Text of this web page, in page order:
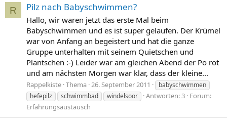
R Pilz nach Babyschwimmen?
Hallo, wir waren jetzt das erste Mal beim
Babyschwimmen und es ist super gelaufen. Der Krümel
war von Anfang an begeistert und hat die ganze
Gruppe unterhalten mit seinem Quietschen und
Plantschen :-) Leider war am gleichen Abend der Po rot
und am nächsten Morgen war klar, dass der kleine...
Rappelkiste Thema 26. September 2011
babyschwimmen
hefepilz
schwimmbad windelsoor Antworten: 3 Forum:
Erfahrungsaustausch